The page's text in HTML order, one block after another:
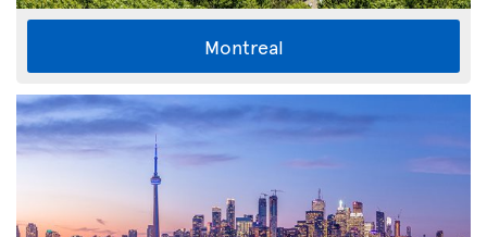
Montreal